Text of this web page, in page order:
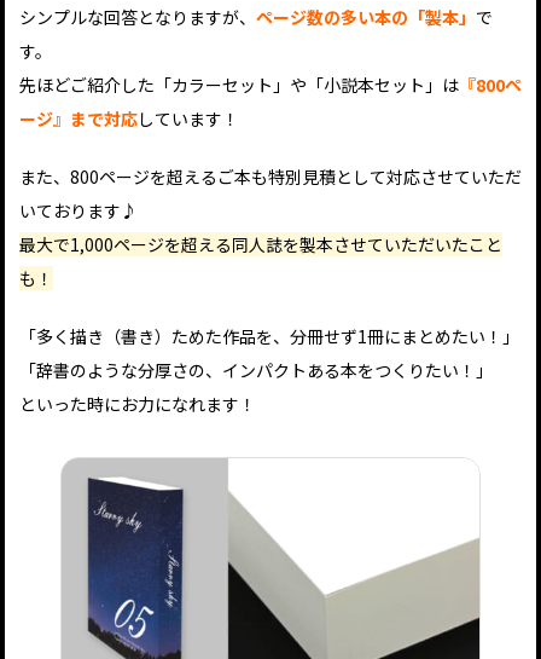
シンプルな回答となりますが、 ページ数の多い本の「製本」 で
す。
先ほどご紹介した「カラーセット」や「小説本セット」は 『800ペ
ージ』まで対応しています！
また、800ページを超えるご本も特別見積として対応させていただ
いております♪
最大で1,000ページを超える同人誌を製本させていただいたこと
も！
「多く描き（書き）ためた作品を、分冊せず1冊にまとめたい！」
「辞書のような分厚さの、インパクトある本をつくりたい！」
といった時にお力になれます！